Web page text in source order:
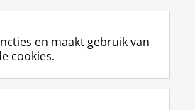
op economische en
kwesties. Samen tillen wij
uw organisatie naar een
en maakt gebruik van
cookies.